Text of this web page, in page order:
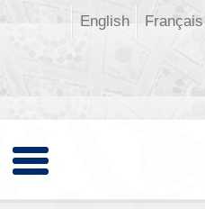
Français
English